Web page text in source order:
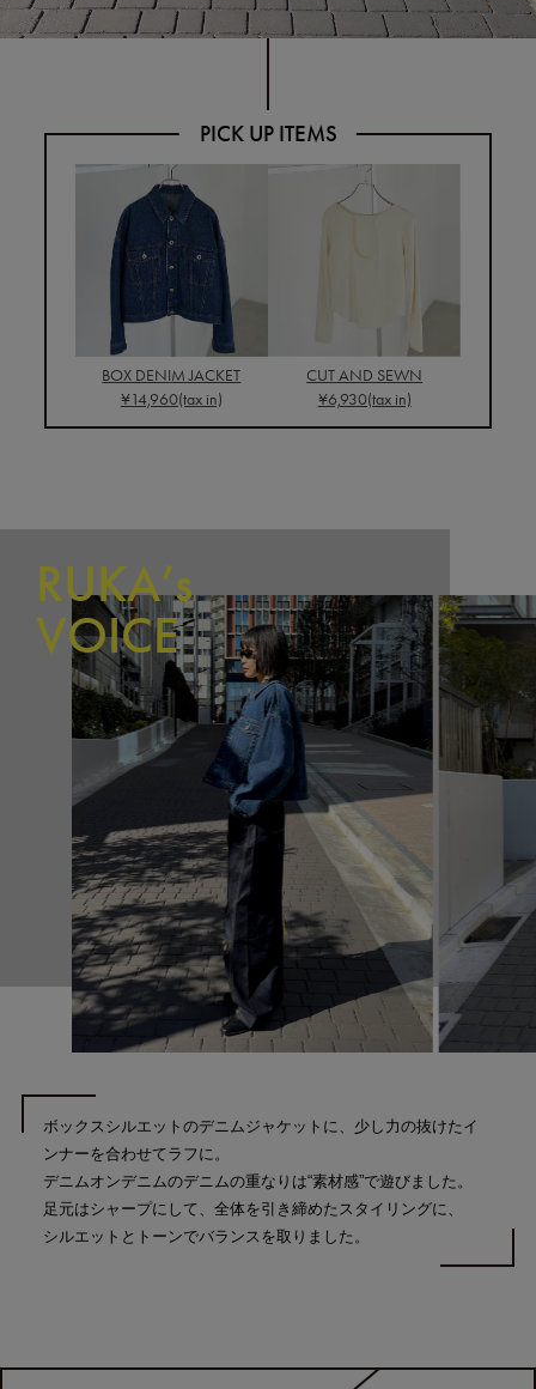
BOX DENIM JACKET
¥14,960(tax in)
CUT AND SEWN
¥6,930(tax in)
RUKA’s
VOICE
ボックスシルエットのデニムジャケットに、少し力の抜けたイ
ンナーを合わせてラフに。
デニムオンデニムのデニムの重なりは“素材感”で遊びました。
足元はシャープにして、全体を引き締めたスタイリングに、
シルエットとトーンでバランスを取りました。